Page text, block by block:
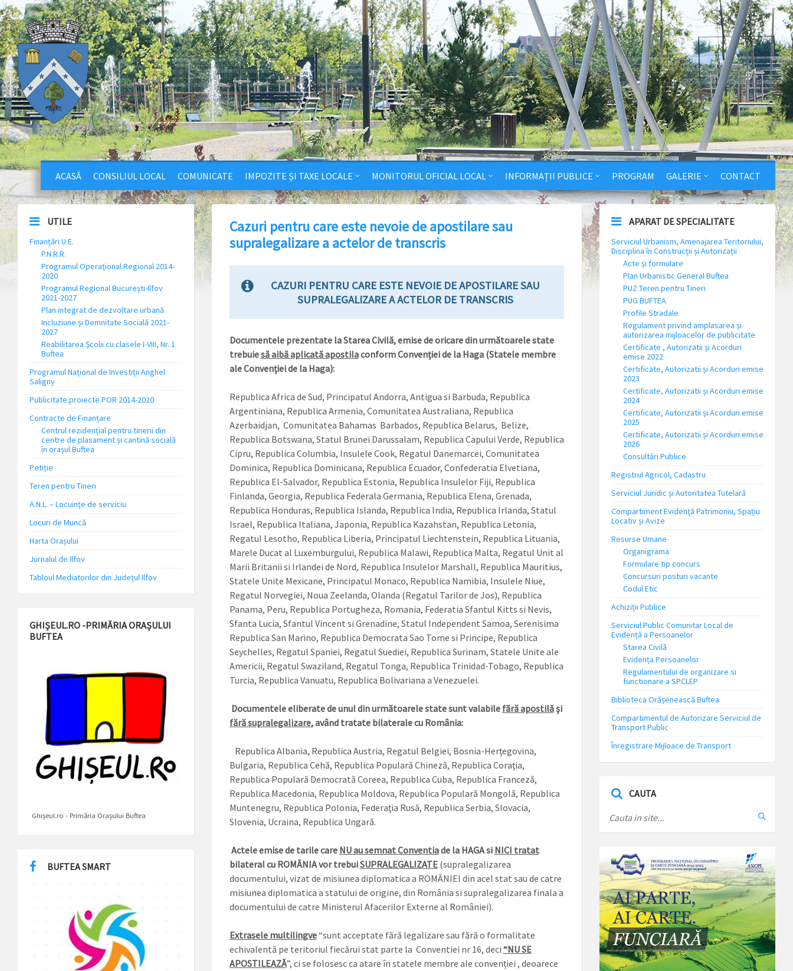
ACASĂ CONSILIUL LOCAL COMUNICATE IMPOZITE ȘI TAXE LOCALE MONITORUL OFICIAL LOCAL INFORMAȚII PUBLICE PROGRAM GALERIE CONTACT
Cazuri pentru care este nevoie de apostilare sau
supralegalizare a actelor de transcris
CAZURI PENTRU CARE ESTE NEVOIE DE APOSTILARE SAU
SUPRALEGALIZARE A ACTELOR DE TRANSCRIS
Documentele prezentate la Starea Civilă, emise de oricare din următoarele state
trebuiesă aibă aplicată apostilaconform Convenţiei de la Haga (Statele membre
ale Convenţiei de la Haga):
Republica Africa de Sud, Principatul Andorra, Antigua si Barbuda, Republica
Argentiniana, Republica Armenia, Comunitatea Australiana, Republica
Azerbaidjan, Comunitatea Bahamas Barbados, Republica Belarus, Belize,
Republica Botswana, Statul Brunei Darussalam, Republica Capului Verde, Republica
Cipru, Republica Columbia, Insulele Cook, Regatul Danemarcei, Comunitatea
Dominica, Republica Dominicana, Republica Ecuador, Confederatia Elvetiana,
Republica El-Salvador, Republica Estonia, Republica Insulelor Fiji, Republica
Finlanda, Georgia, Republica Federala Germania, Republica Elena, Grenada,
Republica Honduras, Republica Islanda, Republica India, Republica Irlanda, Statul
Israel, Republica Italiana, Japonia, Republica Kazahstan, Republica Letonia,
Regatul Lesotho, Republica Liberia, Principatul Liechtenstein, Republica Lituania,
Marele Ducat al Luxemburgului, Republica Malawi, Republica Malta, Regatul Unit al
Marii Britanii si Irlandei de Nord, Republica Insulelor Marshall, Republica Mauritius,
Statele Unite Mexicane, Principatul Monaco, Republica Namibia, Insulele Niue,
Regatul Norvegiei, Noua Zeelanda, Olanda (Regatul Tarilor de Jos), Republica
Panama, Peru, Republica Portugheza, Romania, Federatia Sfantul Kitts si Nevis,
Sfanta Lucia, Sfantul Vincent si Grenadine, Statul Independent Samoa, Serenisima
Republica San Marino, Republica Democrata Sao Tome si Principe, Republica
Seychelles, Regatul Spaniei, Regatul Suediei, Republica Surinam, Statele Unite ale
Americii, Regatul Swaziland, Regatul Tonga, Republica Trinidad-Tobago, Republica
Turcia, Republica Vanuatu, Republica Bolivariana a Venezuelei.
Documentele eliberate de unul din următoarele state sunt valabile fără apostilăşi
fără supralegalizare, având tratate bilaterale cu România:
Republica Albania, Republica Austria, Regatul Belgiei, Bosnia-Herţegovina,
Bulgaria, Republica Cehă, Republica Populară Chineză, Republica Coraţia,
Republica Populară Democrată Coreea, Republica Cuba, Republica Franceză,
Republica Macedonia, Republica Moldova, Republica Populară Mongolă, Republica
Muntenegru, Republica Polonia, Federaţia Rusă, Republica Serbia, Slovacia,
Slovenia, Ucraina, Republica Ungară.
Actele emise de tarile care NU au semnat Conventiade la HAGA si NICI tratat
bilateral cu ROMÂNIA vor trebuiSUPRALEGALIZATE(supralegalizarea
documentului, vizat de misiunea diplomatica a ROMÂNIEI din acel stat sau de catre
misiunea diplomatica a statului de origine, din România si supralegalizarea finala a
documentului de catre Ministerul Afacerilor Externe al României).
Extrasele multilingve“sunt acceptate fără legalizare sau fără o formalitate
echivalentă pe teritoriul fiecărui stat parte la Conventiei nr 16, deci “NU SE
APOSTILEAZĂ”, ci se folosesc ca atare în statele membre ale convenției , deoarece
UTILE
Finanțări U.E.
P.N.R.R.
Programul Operațional Regional 2014-
2020
Programul Regional București-Ilfov
2021-2027
Plan integrat de dezvoltare urbană
Incluziune și Demnitate Socială 2021-
2027
Reabilitarea Școlii cu clasele I-VIII, Nr. 1
Buftea
Programul Național de Investiții Anghel
Saligny
Publicitate proiecte POR 2014-2020
Contracte de Finanțare
Centrul rezidențial pentru tinerii din
centre de plasament și cantină socială
în orașul Buftea
Petiție
Teren pentru Tineri
A.N.L. – Locuinţe de serviciu
Locuri de Muncă
Harta Orașului
Jurnalul de Ilfov
Tabloul Mediatorilor din Județul Ilfov
GHIȘEUL.RO -PRIMĂRIA ORAȘULUI
BUFTEA
Ghișeul.ro - Primăria Orașului Buftea
BUFTEA SMART
APARAT DE SPECIALITATE
Serviciul Urbanism, Amenajarea Teritoriului,
Disciplina în Construcții și Autorizații
Acte și formulare
Plan Urbanistic General Buftea
PUZ Teren pentru Tineri
PUG BUFTEA
Profile Stradale
Regulament privind amplasarea și
autorizarea mijloacelor de publicitate
Certificate , Autorizatii și Acorduri
emise 2022
Certificate, Autorizatii și Acorduri emise
2023
Certificate, Autorizatii și Acorduri emise
2024
Certificate, Autorizatii și Acorduri emise
2025
Certificate, Autorizatii și Acorduri emise
2026
Consultări Publice
Registrul Agricol, Cadastru
Serviciul Juridic și Autoritatea Tutelară
Compartiment Evidență Patrimoniu, Spațiu
Locativ și Avize
Resurse Umane
Organigrama
Formulare tip concurs
Concursuri posturi vacante
Codul Etic
Achiziții Publice
Serviciul Public Comunitar Local de
Evidență a Persoanelor
Starea Civilă
Evidența Persoanelor
Regulamentului de organizare si
functionare a SPCLEP
Biblioteca Orășenească Buftea
Compartimentul de Autorizare Serviciul de
Transport Public
Înregistrare Mijloace de Transport
CAUTA